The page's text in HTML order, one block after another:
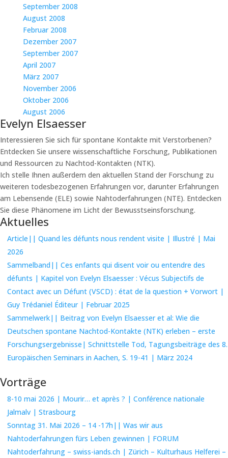
September 2008
August 2008
Februar 2008
Dezember 2007
September 2007
April 2007
März 2007
November 2006
Oktober 2006
August 2006
Evelyn Elsaesser
Interessieren Sie sich für spontane Kontakte mit Verstorbenen?
Entdecken Sie unsere wissenschaftliche Forschung, Publikationen
und Ressourcen zu Nachtod-Kontakten (NTK).
Ich stelle Ihnen außerdem den aktuellen Stand der Forschung zu
weiteren todesbezogenen Erfahrungen vor, darunter Erfahrungen
am Lebensende (ELE) sowie Nahtoderfahrungen (NTE). Entdecken
Sie diese Phänomene im Licht der Bewusstseinsforschung.
Aktuelles
Article|| Quand les défunts nous rendent visite | Illustré | Mai
2026
Sammelband|| Ces enfants qui disent voir ou entendre des
défunts | Kapitel von Evelyn Elsaesser : Vécus Subjectifs de
Contact avec un Défunt (VSCD) : état de la question + Vorwort |
Guy Trédaniel Éditeur | Februar 2025
Sammelwerk|| Beitrag von Evelyn Elsaesser et al: Wie die
Deutschen spontane Nachtod-Kontakte (NTK) erleben – erste
Forschungsergebnisse| Schnittstelle Tod, Tagungsbeiträge des 8.
Europäischen Seminars in Aachen, S. 19-41 | März 2024
Vorträge
8-10 mai 2026 | Mourir… et après ? | Conférence nationale
Jalmalv | Strasbourg
Sonntag 31. Mai 2026 – 14 -17h|| Was wir aus
Nahtoderfahrungen fürs Leben gewinnen | FORUM
Nahtoderfahrung – swiss-iands.ch | Zürich – Kulturhaus Helferei –